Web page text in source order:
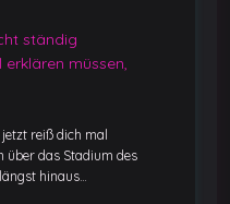
ständig
müssen,
reiß dich mal
über das Stadium des
hinaus…